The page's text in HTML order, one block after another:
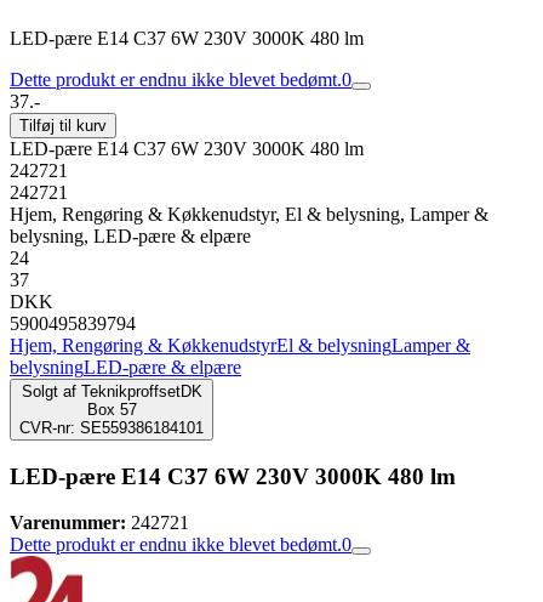
LED-pære E14 C37 6W 230V 3000K 480 lm
Dette produkt er endnu ikke blevet bedømt.0
37.-
Tilføj til kurv
LED-pære E14 C37 6W 230V 3000K 480 lm
242721
242721
Hjem, Rengøring & Køkkenudstyr, El & belysning, Lamper &
belysning, LED-pære & elpære
24
37
DKK
5900495839794
Hjem, Rengøring & KøkkenudstyrEl & belysningLamper &
belysningLED-pære & elpære
Solgt af TeknikproffsetDK
Box 57
CVR-nr: SE559386184101
LED-pære E14 C37 6W 230V 3000K 480 lm
Varenummer: 242721
Dette produkt er endnu ikke blevet bedømt.0